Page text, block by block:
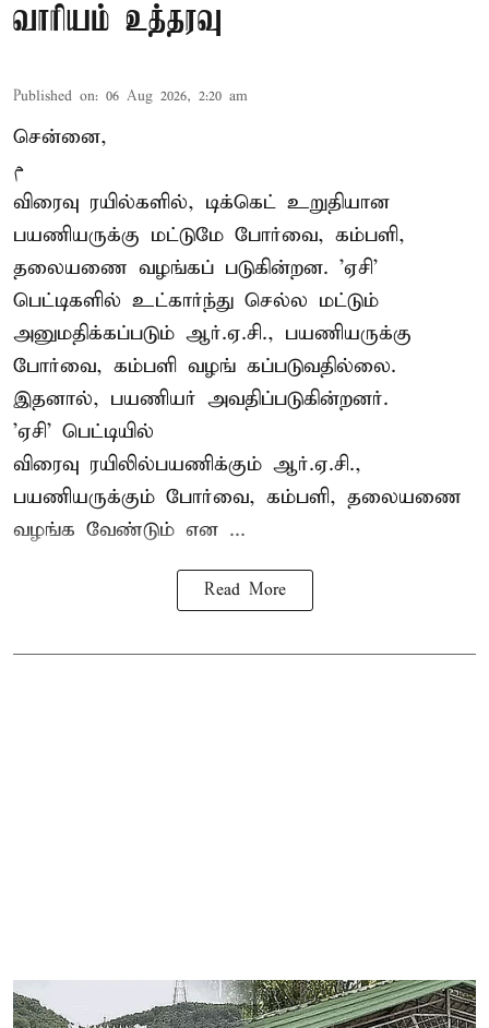
வாரியம் உத்தரவு
Published on: 06 Aug 2026, 2:20 am
சென்னை,
م
விரைவு ரயில்களில், டிக்கெட் உறுதியான
பயணியருக்கு மட்டுமே போர்வை, கம்பளி,
தலையணை வழங்கப் படுகின்றன. 'ஏசி'
பெட்டிகளில் உட்கார்ந்து செல்ல மட்டும்
அனுமதிக்கப்படும் ஆர்.ஏ.சி., பயணியருக்கு
போர்வை, கம்பளி வழங் கப்படுவதில்லை.
இதனால், பயணியர் அவதிப்படுகின்றனர்.
'ஏசி' பெட்டியில்
விரைவு ரயிலில்பயணிக்கும் ஆர்.ஏ.சி.,
பயணியருக்கும் போர்வை, கம்பளி, தலையணை
வழங்க வேண்டும் என ...
Read More